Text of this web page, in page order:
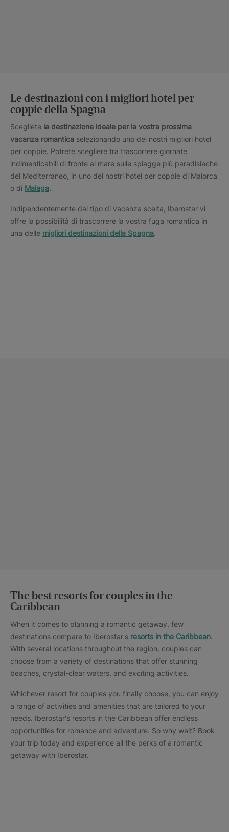
Le destinazioni con i migliori hotel per
coppie della Spagna
Scegliete la destinazione ideale per la vostra prossima
vacanza romantica selezionando uno dei nostri migliori hotel
per coppie. Potrete scegliere tra trascorrere giornate
indimenticabili di fronte al mare sulle spiagge più paradisiache
del Mediterraneo, in uno dei nostri hotel per coppie di Maiorca
o di Malaga.
Indipendentemente dal tipo di vacanza scelta, Iberostar vi
offre la possibilità di trascorrere la vostra fuga romantica in
una delle migliori destinazioni della Spagna.
The best resorts for couples in the
Caribbean
When it comes to planning a romantic getaway, few
destinations compare to Iberostar's resorts in the Caribbean.
With several locations throughout the region, couples can
choose from a variety of destinations that offer stunning
beaches, crystal-clear waters, and exciting activities.
Whichever resort for couples you finally choose, you can enjoy
a range of activities and amenities that are tailored to your
needs. Iberostar's resorts in the Caribbean offer endless
opportunities for romance and adventure. So why wait? Book
your trip today and experience all the perks of a romantic
getaway with Iberostar.